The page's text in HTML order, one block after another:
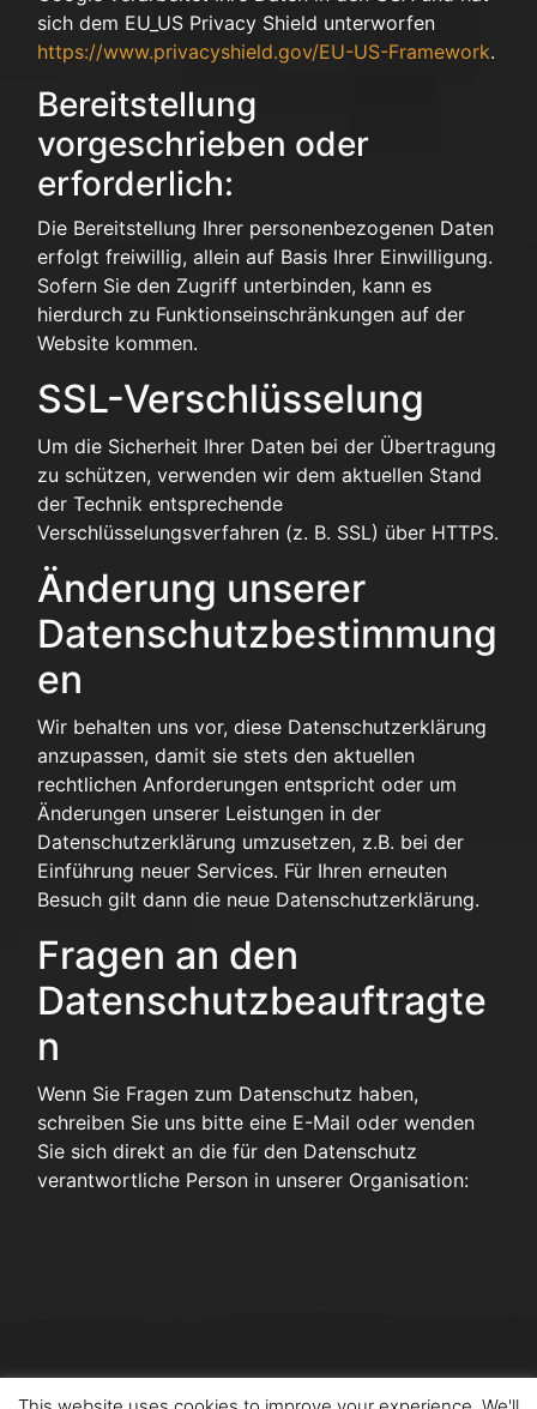
sich dem EU_US Privacy Shield unterworfen
https://www.privacyshield.gov/EU-US-Framework.
Bereitstellung
vorgeschrieben oder
erforderlich:
Die Bereitstellung Ihrer personenbezogenen Daten
erfolgt freiwillig, allein auf Basis Ihrer Einwilligung.
Sofern Sie den Zugriff unterbinden, kann es
hierdurch zu Funktionseinschränkungen auf der
Website kommen.
SSL-Verschlüsselung
Um die Sicherheit Ihrer Daten bei der Übertragung
zu schützen, verwenden wir dem aktuellen Stand
der Technik entsprechende
Verschlüsselungsverfahren (z. B. SSL) über HTTPS.
Änderung unserer
Datenschutzbestimmung
en
Wir behalten uns vor, diese Datenschutzerklärung
anzupassen, damit sie stets den aktuellen
rechtlichen Anforderungen entspricht oder um
Änderungen unserer Leistungen in der
Datenschutzerklärung umzusetzen, z.B. bei der
Einführung neuer Services. Für Ihren erneuten
Besuch gilt dann die neue Datenschutzerklärung.
Fragen an den
Datenschutzbeauftragte
n
Wenn Sie Fragen zum Datenschutz haben,
schreiben Sie uns bitte eine E-Mail oder wenden
Sie sich direkt an die für den Datenschutz
verantwortliche Person in unserer Organisation: